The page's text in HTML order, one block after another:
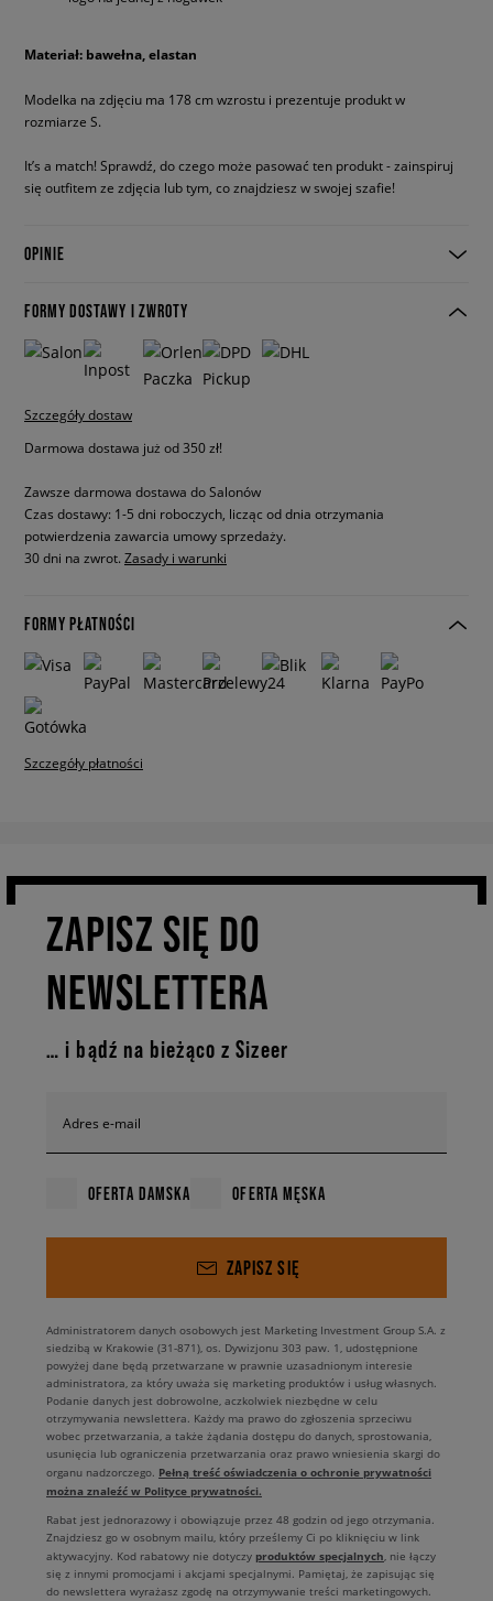
Materiał: bawełna, elastan
Modelka na zdjęciu ma 178 cm wzrostu i prezentuje produkt w
rozmiarze S.
It’s a match! Sprawdź, do czego może pasować ten produkt - zainspiruj
się outfitem ze zdjęcia lub tym, co znajdziesz w swojej szafie!
OPINIE
FORMY DOSTAWY I ZWROTY
Szczegóły dostaw
Darmowa dostawa już od 350 zł!
Zawsze darmowa dostawa do Salonów
Czas dostawy: 1-5 dni roboczych, licząc od dnia otrzymania
potwierdzenia zawarcia umowy sprzedaży.
30 dni na zwrot. Zasady i warunki
FORMY PŁATNOŚCI
Szczegóły płatności
ZAPISZ SIĘ DO
NEWSLETTERA
… i bądź na bieżąco z Sizeer
Adres e-mail
OFERTA DAMSKA OFERTA MĘSKA
ZAPISZ SIĘ
Administratorem danych osobowych jest Marketing Investment Group S.A. z
siedzibą w Krakowie (31-871), os. Dywizjonu 303 paw. 1, udostępnione
powyżej dane będą przetwarzane w prawnie uzasadnionym interesie
administratora, za który uważa się marketing produktów i usług własnych.
Podanie danych jest dobrowolne, aczkolwiek niezbędne w celu
otrzymywania newslettera. Każdy ma prawo do zgłoszenia sprzeciwu
wobec przetwarzania, a także żądania dostępu do danych, sprostowania,
usunięcia lub ograniczenia przetwarzania oraz prawo wniesienia skargi do
organu nadzorczego. Pełną treść oświadczenia o ochronie prywatności
można znaleźć w Polityce prywatności.
Rabat jest jednorazowy i obowiązuje przez 48 godzin od jego otrzymania.
Znajdziesz go w osobnym mailu, który prześlemy Ci po kliknięciu w link
aktywacyjny. Kod rabatowy nie dotyczy produktów specjalnych, nie łączy
się z innymi promocjami i akcjami specjalnymi. Pamiętaj, że zapisując się
do newslettera wyrażasz zgodę na otrzymywanie treści marketingowych.